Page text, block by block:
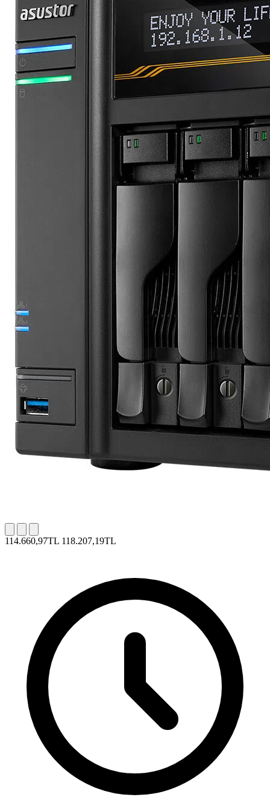
114.660,97TL 118.207,19TL